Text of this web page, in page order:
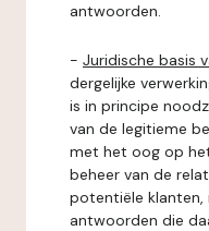
antwoorden.
- Juridische basis
dergelijke
is in principe
van de legitieme
met het oog op
beheer van de
potentiële klanten,
antwoorden die